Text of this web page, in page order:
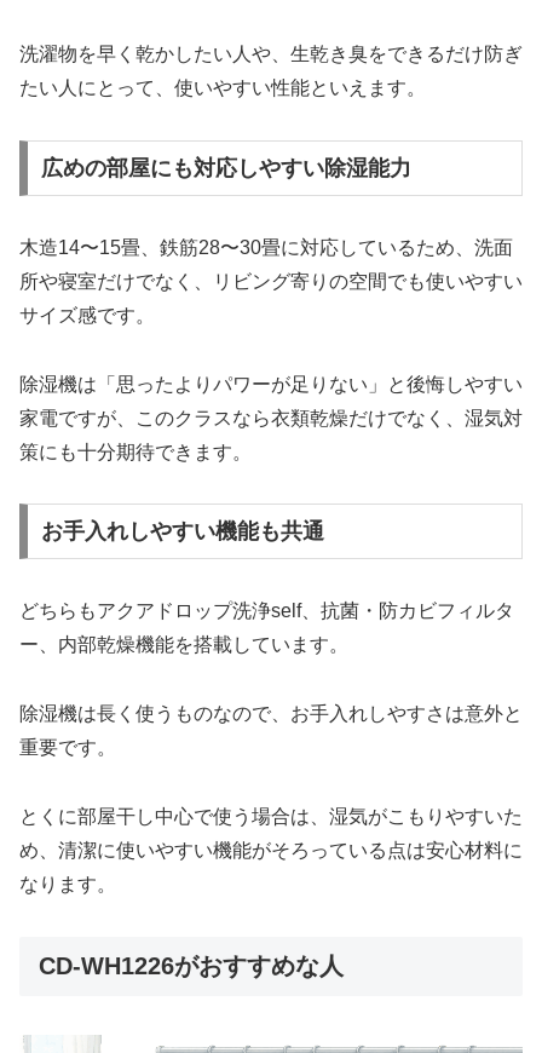
洗濯物を早く乾かしたい人や、生乾き臭をできるだけ防ぎ
たい人にとって、使いやすい性能といえます。
広めの部屋にも対応しやすい除湿能力
木造14〜15畳、鉄筋28〜30畳に対応しているため、洗面
所や寝室だけでなく、リビング寄りの空間でも使いやすい
サイズ感です。
除湿機は「思ったよりパワーが足りない」と後悔しやすい
家電ですが、このクラスなら衣類乾燥だけでなく、湿気対
策にも十分期待できます。
お手入れしやすい機能も共通
どちらもアクアドロップ洗浄self、抗菌・防カビフィルタ
ー、内部乾燥機能を搭載しています。
除湿機は長く使うものなので、お手入れしやすさは意外と
重要です。
とくに部屋干し中心で使う場合は、湿気がこもりやすいた
め、清潔に使いやすい機能がそろっている点は安心材料に
なります。
CD-WH1226がおすすめな人